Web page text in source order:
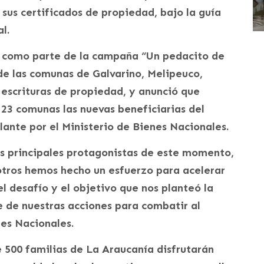
certificados de propiedad, bajo la guía
parte de la campaña “Un pedacito de
las comunas de Galvarino, Melipeuco,
de propiedad, y anunció que
comunas las nuevas beneficiarias del
por el Ministerio de Bienes Nacionales.
principales protagonistas de este momento,
hemos hecho un esfuerzo para acelerar
desafío y el objetivo que nos planteó la
nuestras acciones para combatir al
Nacionales.
500 familias de La Araucanía disfrutarán